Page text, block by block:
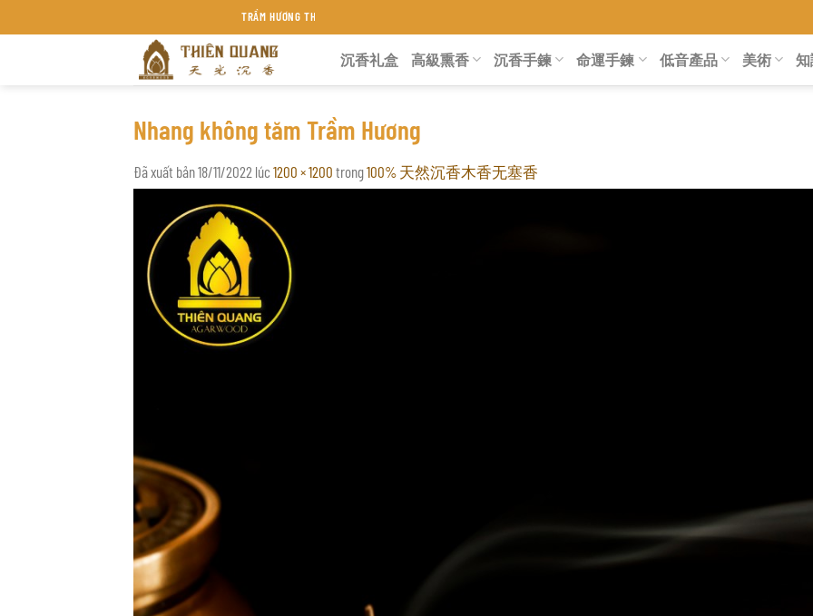
đến
TRẦM HƯƠNG THIÊN QUANG KHÁNH HÒA
沉香礼盒 高級熏香 沉香手鍊 命運手鍊 低音產品 美術
Nhang không tăm Trầm Hương
Đã xuất bản18/11/2022 lúc1200 × 1200 trong100% 天然沉香木香无塞香